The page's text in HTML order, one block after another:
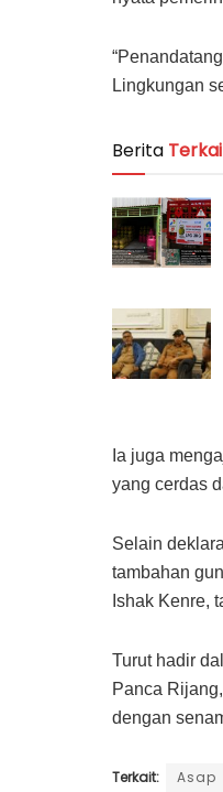
Lingkungan
Berita
Ia juga
yang cerdas
Selain
tambahan
Ishak Kenre,
Turut hadir
Panca
dengan
Terkait: Asap